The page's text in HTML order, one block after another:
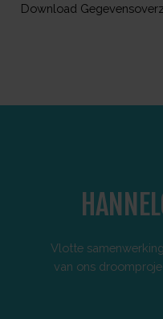
Download
Vlotte
van ons